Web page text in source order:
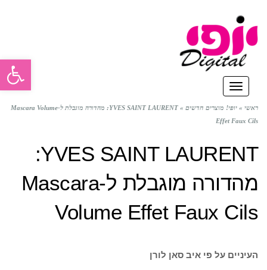
תפריט
ראשי » יופי! מוצרים חדשים »
YVES SAINT LAURENT: מהדורה מוגבלת ל-Mascara Volume
Effet Faux Cils
YVES SAINT LAURENT:
מהדורה מוגבלת ל-Mascara
Volume Effet Faux Cils
העיניים על פי איב סאן לורן
פתח